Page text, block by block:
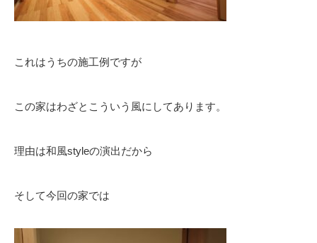
これはうちの施工例ですが
この家はわざとこういう風にしてあります。
理由は和風styleの演出だから
そして今回の家では